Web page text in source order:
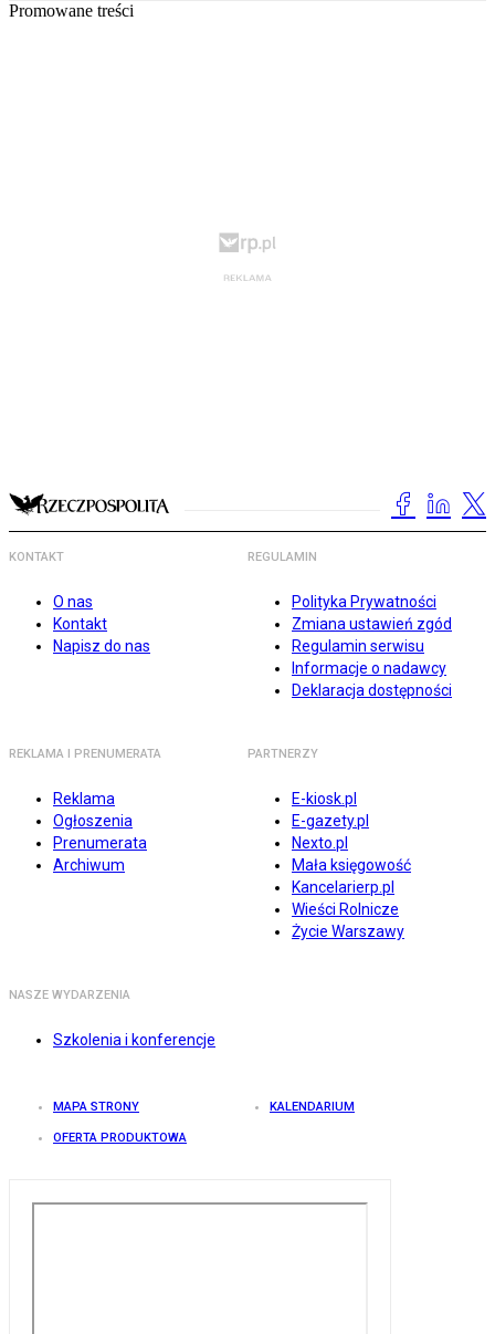
Promowane treści
KONTAKT
O nas
Kontakt
Napisz do nas
REGULAMIN
Polityka Prywatności
Zmiana ustawień zgód
Regulamin serwisu
Informacje o nadawcy
Deklaracja dostępności
REKLAMA I PRENUMERATA
Reklama
Ogłoszenia
Prenumerata
Archiwum
PARTNERZY
E-kiosk.pl
E-gazety.pl
Nexto.pl
Mała księgowość
Kancelarierp.pl
Wieści Rolnicze
Życie Warszawy
NASZE WYDARZENIA
Szkolenia i konferencje
MAPA STRONY KALENDARIUM
OFERTA PRODUKTOWA